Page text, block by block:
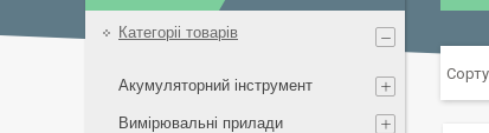
Категоріі товарів
Акумуляторний інструмент
Вимірювальні прилади